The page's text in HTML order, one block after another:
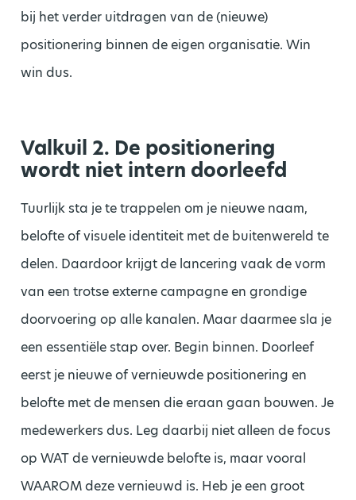
bij het verder uitdragen van de (nieuwe)
positionering binnen de eigen organisatie. Win
win dus.
Valkuil 2. De positionering
wordt niet intern doorleefd
Tuurlijk sta je te trappelen om je nieuwe naam,
belofte of visuele identiteit met de buitenwereld te
delen. Daardoor krijgt de lancering vaak de vorm
van een trotse externe campagne en grondige
doorvoering op alle kanalen. Maar daarmee sla je
een essentiële stap over. Begin binnen. Doorleef
eerst je nieuwe of vernieuwde positionering en
belofte met de mensen die eraan gaan bouwen. Je
medewerkers dus. Leg daarbij niet alleen de focus
op WAT de vernieuwde belofte is, maar vooral
WAAROM deze vernieuwd is. Heb je een groot